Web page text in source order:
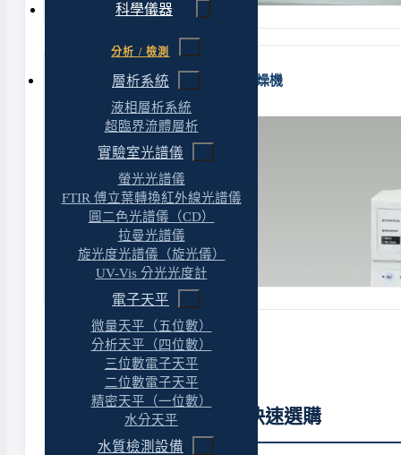
科學儀器
分析 / 檢測
層析系統
液相層析系統
超臨界流體層析
實驗室光譜儀
螢光光譜儀
FTIR 傅立葉轉換紅外線光譜儀
圓二色光譜儀（CD）
拉曼光譜儀
旋光度光譜儀（旋光儀）
UV-Vis 分光光度計
電子天平
微量天平（五位數）
分析天平（四位數）
三位數電子天平
二位數電子天平
精密天平（一位數）
水分天平
水質檢測設備
EYELA｜小型-80度超低溫冷凍乾燥機
EYELA 冷凍乾燥機快速選購